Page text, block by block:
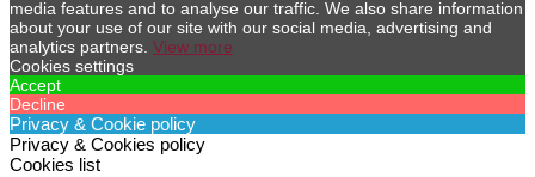
media features and to analyse our traffic. We also share information
about your use of our site with our social media, advertising and
analytics partners. View more
Cookies settings
Accept
Decline
Privacy & Cookie policy
Privacy & Cookies policy
Cookies list